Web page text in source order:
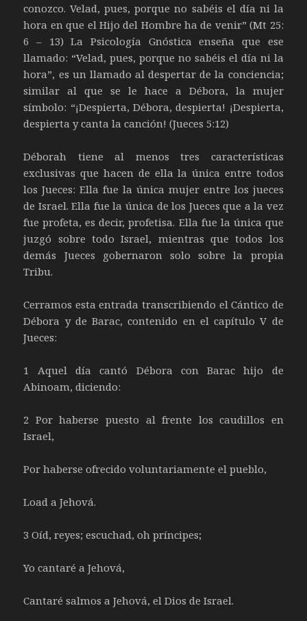
conozco. Velad, pues, porque no sabéis el día ni la
hora en que el Hijo del Hombre ha de venir” (Mt 25:
6 – 13) La Psicología Gnóstica enseña que ese
llamado: “Velad, pues, porque no sabéis el día ni la
hora”, es un llamado al despertar de la conciencia;
similar al que se le hace a Débora, la mujer
símbolo: “¡Despierta, Débora, despierta! ¡Despierta,
despierta y canta la canción! (Jueces 5:12)
Déborah tiene al menos tres características
exclusivas que hacen de ella la única entre todos
los Jueces: Ella fue la única mujer entre los jueces
de Israel. Ella fue la única de los Jueces que a la vez
fue profeta, es decir, profetisa. Ella fue la única que
juzgó sobre todo Israel, mientras que todos los
demás Jueces gobernaron solo sobre la propia
Tribu.
Cerramos esta entrada transcribiendo el Cántico de
Débora y de Barac, contenido en el capítulo V de
Jueces:
1 Aquel día cantó Débora con Barac hijo de
Abinoam, diciendo:
2 Por haberse puesto al frente los caudillos en
Israel,
Por haberse ofrecido voluntariamente el pueblo,
Load a Jehová.
3 Oíd, reyes; escuchad, oh príncipes;
Yo cantaré a Jehová,
Cantaré salmos a Jehová, el Dios de Israel.